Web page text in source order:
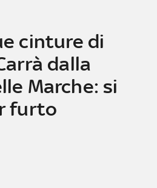
cinture di
dalla
Marche: si
furto